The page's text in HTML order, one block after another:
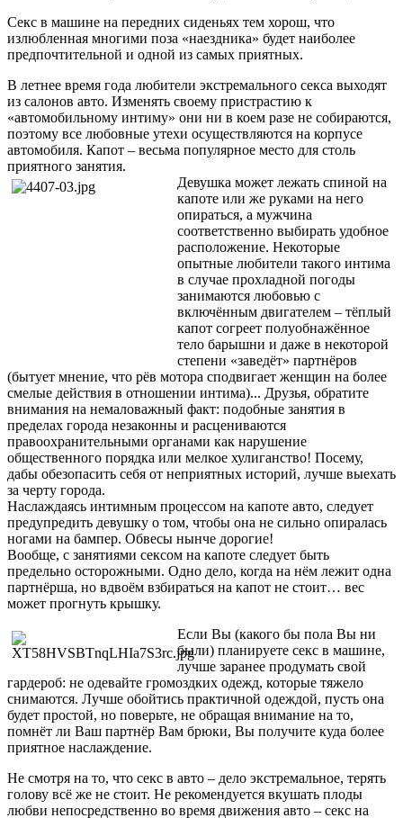
Секс в машине на передних сиденьях тем хорош, что
излюбленная многими поза «наездника» будет наиболее
предпочтительной и одной из самых приятных.
В летнее время года любители экстремального секса выходят
из салонов авто. Изменять своему пристрастию к
«автомобильному интиму» они ни в коем разе не собираются,
поэтому все любовные утехи осуществляются на корпусе
автомобиля. Капот – весьма популярное место для столь
приятного занятия.
Девушка может лежать спиной на
капоте или же руками на него
опираться, а мужчина
соответственно выбирать удобное
расположение. Некоторые
опытные любители такого интима
в случае прохладной погоды
занимаются любовью с
включённым двигателем – тёплый
капот согреет полуобнажённое
тело барышни и даже в некоторой
степени «заведёт» партнёров
(бытует мнение, что рёв мотора сподвигает женщин на более
смелые действия в отношении интима)... Друзья, обратите
внимания на немаловажный факт: подобные занятия в
пределах города незаконны и расцениваются
правоохранительными органами как нарушение
общественного порядка или мелкое хулиганство! Посему,
дабы обезопасить себя от неприятных историй, лучше выехать
за черту города.
Наслаждаясь интимным процессом на капоте авто, следует
предупредить девушку о том, чтобы она не сильно опиралась
ногами на бампер. Обвесы нынче дорогие!
Вообще, с занятиями сексом на капоте следует быть
предельно осторожными. Одно дело, когда на нём лежит одна
партнёрша, но вдвоём взбираться на капот не стоит… вес
может прогнуть крышку.
Если Вы (какого бы пола Вы ни
были) планируете секс в машине,
лучше заранее продумать свой
гардероб: не одевайте громоздких одежд, которые тяжело
снимаются. Лучше обойтись практичной одеждой, пусть она
будет простой, но поверьте, не обращая внимание на то,
помнёт ли Ваш партнёр Вам брюки, Вы получите куда более
приятное наслаждение.
Не смотря на то, что секс в авто – дело экстремальное, терять
голову всё же не стоит. Не рекомендуется вкушать плоды
любви непосредственно во время движения авто – секс на